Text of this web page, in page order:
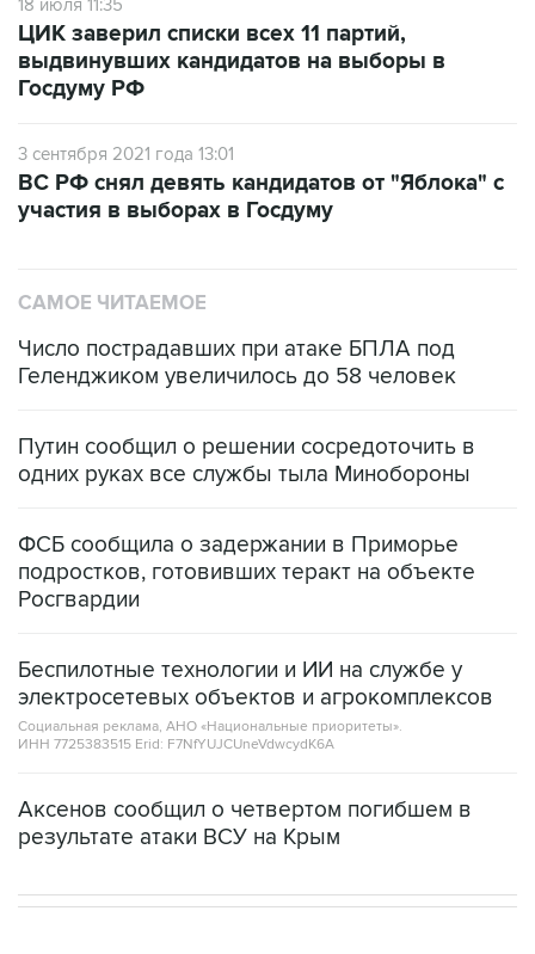
18 июля 11:35
ЦИК заверил списки всех 11 партий,
выдвинувших кандидатов на выборы в
Госдуму РФ
3 сентября 2021 года 13:01
ВС РФ снял девять кандидатов от "Яблока" с
участия в выборах в Госдуму
САМОЕ ЧИТАЕМОЕ
Число пострадавших при атаке БПЛА под
Геленджиком увеличилось до 58 человек
Путин сообщил о решении сосредоточить в
одних руках все службы тыла Минобороны
ФСБ сообщила о задержании в Приморье
подростков, готовивших теракт на объекте
Росгвардии
Беспилотные технологии и ИИ на службе у
электросетевых объектов и агрокомплексов
Социальная реклама, АНО «Национальные приоритеты».
ИНН 7725383515 Erid: F7NfYUJCUneVdwcydK6A
Аксенов сообщил о четвертом погибшем в
результате атаки ВСУ на Крым